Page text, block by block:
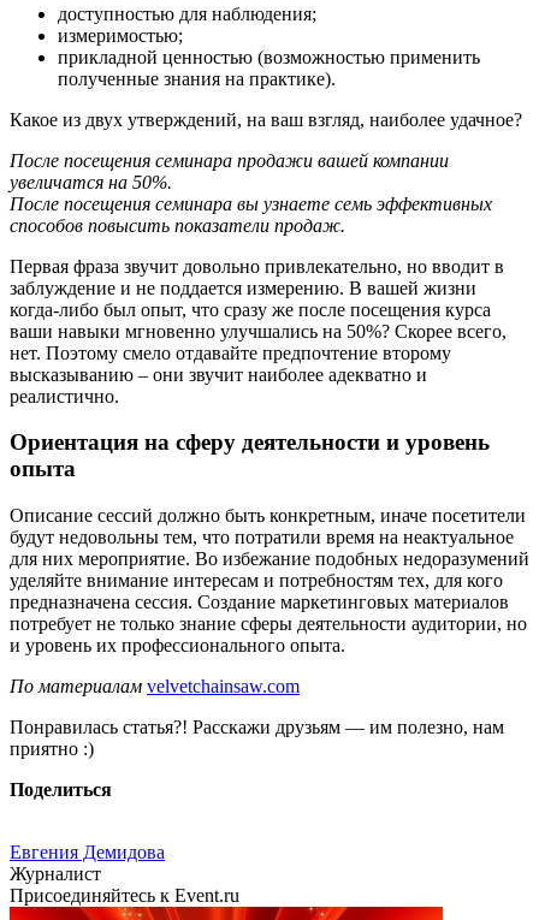
доступностью для наблюдения;
измеримостью;
прикладной ценностью (возможностью применить
полученные знания на практике).
Какое из двух утверждений, на ваш взгляд, наиболее удачное?
После посещения семинара продажи вашей компании
увеличатся на 50%.
После посещения семинара вы узнаете семь эффективных
способов повысить показатели продаж.
Первая фраза звучит довольно привлекательно, но вводит в
заблуждение и не поддается измерению. В вашей жизни
когда-либо был опыт, что сразу же после посещения курса
ваши навыки мгновенно улучшались на 50%? Скорее всего,
нет. Поэтому смело отдавайте предпочтение второму
высказыванию – они звучит наиболее адекватно и
реалистично.
Ориентация на сферу деятельности и уровень
опыта
Описание сессий должно быть конкретным, иначе посетители
будут недовольны тем, что потратили время на неактуальное
для них мероприятие. Во избежание подобных недоразумений
уделяйте внимание интересам и потребностям тех, для кого
предназначена сессия. Создание маркетинговых материалов
потребует не только знание сферы деятельности аудитории, но
и уровень их профессионального опыта.
По материалам velvetchainsaw.com
Понравилась статья?! Расскажи друзьям — им полезно, нам
приятно :)
Поделиться
Евгения Демидова
Журналист
Присоединяйтесь к Event.ru